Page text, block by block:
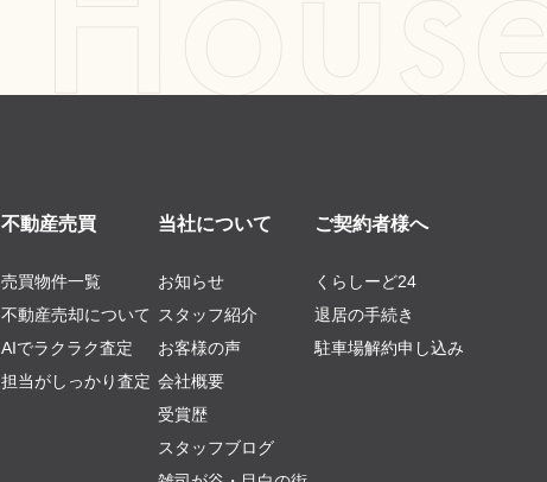
不動産売買
売買物件一覧
不動産売却について
AIでラクラク査定
担当がしっかり査定
当社について
お知らせ
スタッフ紹介
お客様の声
会社概要
受賞歴
スタッフブログ
ご契約者様へ
くらしーど24
退居の手続き
駐車場解約申し込み